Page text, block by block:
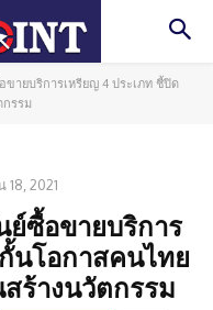
ายบริการเหรียญ 4 ประเภท ชี้ปิด
รรม
2021
ซื้อขายบริการ
นโอกาสคนไทย
ร้างนวัตกรรม